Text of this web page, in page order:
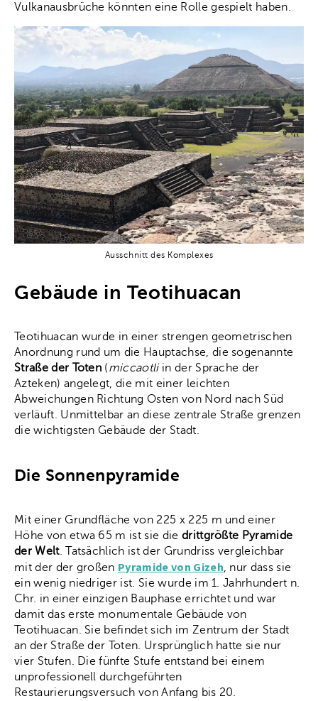
Vulkanausbrüche könnten eine Rolle gespielt haben.
Ausschnitt des Komplexes
Gebäude in Teotihuacan
Teotihuacan wurde in einer strengen geometrischen
Anordnung rund um die Hauptachse, die sogenannte
Straße der Toten (miccaotliin der Sprache der
Azteken) angelegt, die mit einer leichten
Abweichungen Richtung Osten von Nord nach Süd
verläuft. Unmittelbar an diese zentrale Straße grenzen
die wichtigsten Gebäude der Stadt.
Die Sonnenpyramide
Mit einer Grundfläche von 225 x 225 m und einer
Höhe von etwa 65 m ist sie die drittgrößte Pyramide
der Welt. Tatsächlich ist der Grundriss vergleichbar
mit der der großen Pyramide von Gizeh, nur dass sie
ein wenig niedriger ist. Sie wurde im 1. Jahrhundert n.
Chr. in einer einzigen Bauphase errichtet und war
damit das erste monumentale Gebäude von
Teotihuacan. Sie befindet sich im Zentrum der Stadt
an der Straße der Toten. Ursprünglich hatte sie nur
vier Stufen. Die fünfte Stufe entstand bei einem
unprofessionell durchgeführten
Restaurierungsversuch von Anfang bis 20.